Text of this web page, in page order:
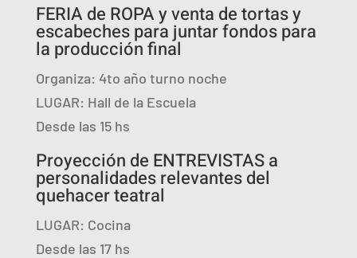
FERIA de ROPA y venta de tortas y
escabeches para juntar fondos para
la producción final
Organiza: 4to año turno noche
LUGAR: Hall de la Escuela
Desde las 15 hs
Proyección de ENTREVISTAS a
personalidades relevantes del
quehacer teatral
LUGAR: Cocina
Desde las 17 hs